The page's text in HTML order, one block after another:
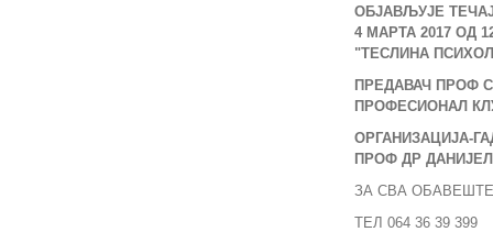
ОБЈАВЉУЈЕ
4 МАРТА 2017 ОД
"ТЕСЛИНА
ПРЕДАВАЧ ПРОФ
ПРОФЕСИОНАЛ
ОРГАНИЗАЦИЈА-
ПРОФ ДР
ЗА СВА
ТЕЛ 064 36 39 399